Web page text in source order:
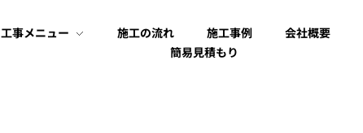
工事メニュー 施工の流れ 施工事例 会社概要
簡易見積もり